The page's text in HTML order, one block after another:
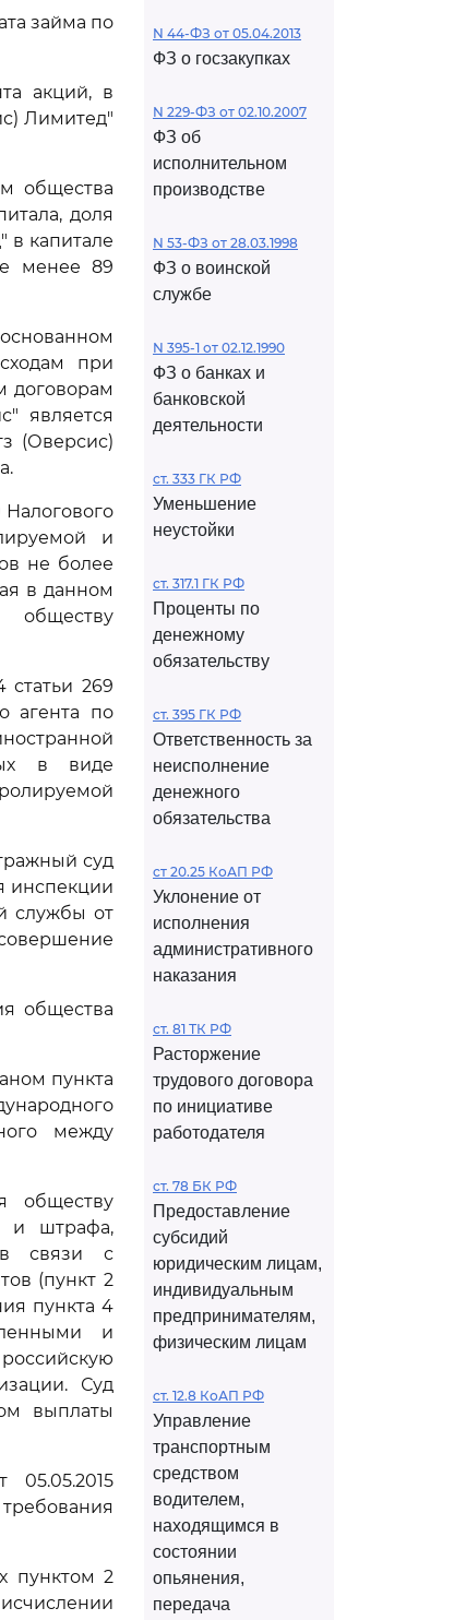
займа по
акций, в
Лимитед"
общества
доля
в капитале
менее 89
при
договорам
является
(Оверсис)
и
не более
в данном
обществу
269
агента по
в виде
суд
инспекции
службы от
общества
пункта
между
обществу
и штрафа,
связи с
(пункт 2
пункта 4
и
Суд
выплаты
05.05.2015
пунктом 2
N 44-ФЗ от 05.04.2013
ФЗ о госзакупках
N 229-ФЗ от 02.10.2007
ФЗ об
исполнительном
производстве
N 53-ФЗ от 28.03.1998
ФЗ о воинской
службе
N 395-1 от 02.12.1990
ФЗ о банках и
банковской
деятельности
ст. 333 ГК РФ
Уменьшение
неустойки
ст. 317.1 ГК РФ
Проценты по
денежному
обязательству
ст. 395 ГК РФ
Ответственность за
неисполнение
денежного
обязательства
ст 20.25 КоАП РФ
Уклонение от
исполнения
административного
наказания
ст. 81 ТК РФ
Расторжение
трудового договора
по инициативе
работодателя
ст. 78 БК РФ
Предоставление
субсидий
юридическим лицам,
индивидуальным
предпринимателям,
физическим лицам
ст. 12.8 КоАП РФ
Управление
транспортным
средством
водителем,
находящимся в
состоянии
опьянения,
передача